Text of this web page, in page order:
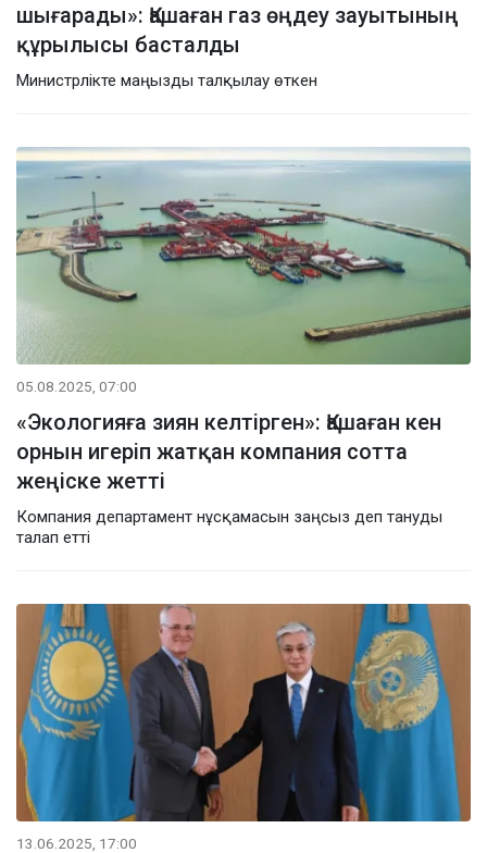
шығарады»: Қашаған газ өңдеу зауытының
құрылысы басталды
Министрлікте маңызды талқылау өткен
05.08.2025, 07:00
«Экологияға зиян келтірген»: Қашаған кен
орнын игеріп жатқан компания сотта
жеңіске жетті
Компания департамент нұсқамасын заңсыз деп тануды
талап етті
13.06.2025, 17:00